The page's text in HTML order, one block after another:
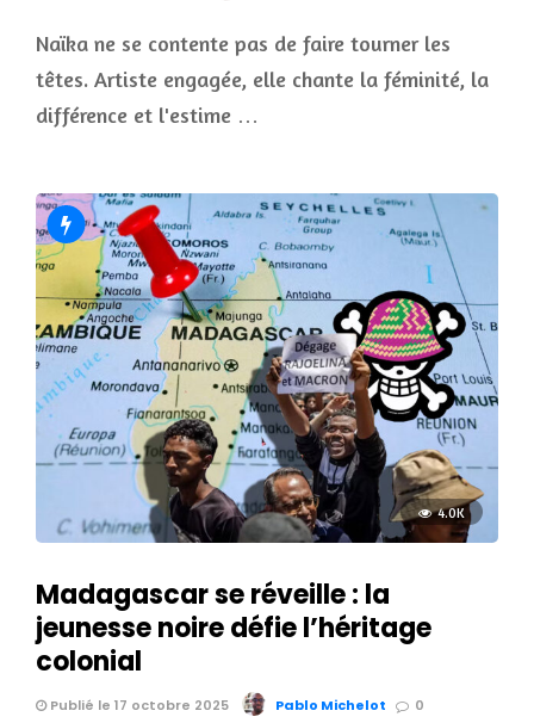
Naïka ne se contente pas de faire tourner les
têtes. Artiste engagée, elle chante la féminité, la
différence et l'estime …
4.0K
Madagascar se réveille : la
jeunesse noire défie l’héritage
colonial
Publié le 17 octobre 2025 Pablo Michelot 0